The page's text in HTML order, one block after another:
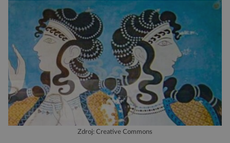
Zdroj: Creative Commons